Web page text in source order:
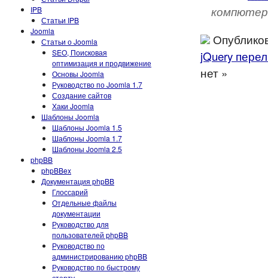
IPB
Статьи IPB
Joomla
Статьи о Joomla
SEO, Поисковая
оптимизация и продвижение
Основы Joomla
Руководство по Joomla 1.7
Создание сайтов
Хаки Joomla
Шаблоны Joomla
Шаблоны Joomla 1.5
Шаблоны Joomla 1.7
Шаблоны Joomla 2.5
phpBB
phpBBex
Документация phpBB
Глоссарий
Отдельные файлы
документации
Руководство для
пользователей phpBB
Руководство по
администрированию phpBB
Руководство по быстрому
jQuery
нет »